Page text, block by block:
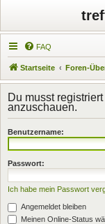
FAQ
Startseite Foren-
Du musst
anzuschauen.
Benutzername:
Passwort:
Ich habe mein Passwort
Angemeldet bleiben
Meinen Online-Status